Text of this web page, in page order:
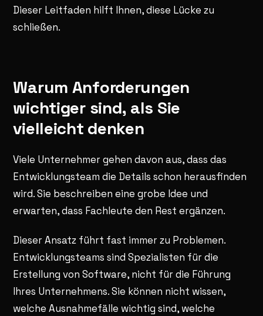
Dieser Leitfaden hilft Ihnen, diese Lücke zu
schließen.
Warum Anforderungen
wichtiger sind, als Sie
vielleicht denken
Viele Unternehmer gehen davon aus, dass das
Entwicklungsteam die Details schon herausfinden
wird. Sie beschreiben eine grobe Idee und
erwarten, dass Fachleute den Rest ergänzen.
Dieser Ansatz führt fast immer zu Problemen.
Entwicklungsteams sind Spezialisten für die
Erstellung von Software, nicht für die Führung
Ihres Unternehmens. Sie können nicht wissen,
welche Ausnahmefälle wichtig sind, welche